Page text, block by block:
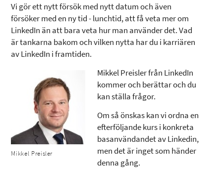
Vi gör ett nytt försök med nytt datum och även
försöker med en ny tid - lunchtid, att få veta mer om
LinkedIn än att bara veta hur man använder det. Vad
är tankarna bakom och vilken nytta har du i karriären
av LinkedIn i framtiden.
Mikkel Preisler
Mikkel Preisler från LinkedIn
kommer och berättar och du
kan ställa frågor.
Om så önskas kan vi ordna en
efterföljande kurs i konkreta
basanvändandet av Linkedin,
men det är inget som händer
denna gång.